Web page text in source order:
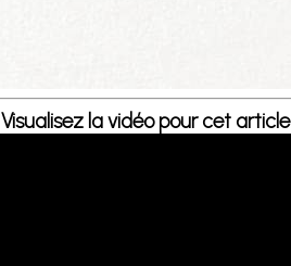
Visualisez la vidéo pour cet article